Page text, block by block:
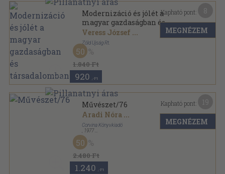
Modernizáció és jólét a
magyar gazdaságban és
társadalomban
Veress József ...
Zöld Újság Rt.
Ragasztott papírkötés
Világgazdaság sorozat
1.840 Ft
50
920 ,-Ft
Kapható pont:
MEGNÉZEM
Művészet/76
Aradi Nóra ...
Corvina Könyvkiadó
1977
Fűzött kemény papírkötés
Művészet sorozat
2.480 Ft
50
1.240 ,-Ft
Kapható pont:
MEGNÉZEM